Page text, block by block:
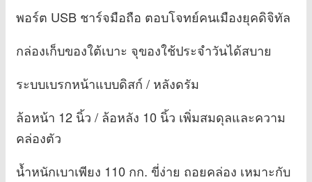
พอร์ต USB ชาร์จมือถือ ตอบโจทย์คนเมืองยุคดิจิทัล
กล่องเก็บของใต้เบาะ จุของใช้ประจำวันได้สบาย
ระบบเบรกหน้าแบบดิสก์ / หลังดรัม
ล้อหน้า 12 นิ้ว / ล้อหลัง 10 นิ้ว เพิ่มสมดุลและความ
คล่องตัว
น้ำหนักเบาเพียง 110 กก. ขี่ง่าย ถอยคล่อง เหมาะกับ